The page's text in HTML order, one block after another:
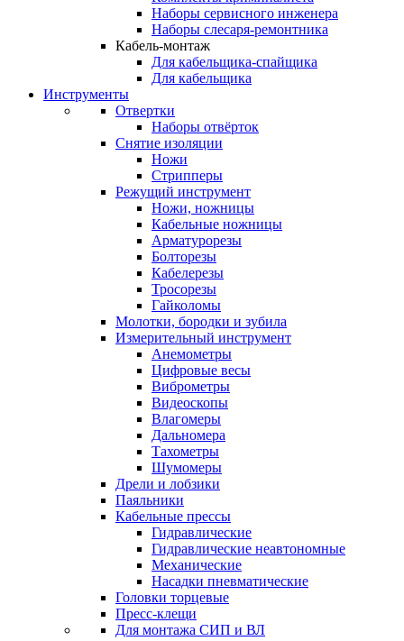
Наборы сервисного инженера
Наборы слесаря-ремонтника
Кабель-монтаж
Для кабельщика-спайщика
Для кабельщика
Инструменты
Отвертки
Наборы отвёрток
Снятие изоляции
Ножи
Стрипперы
Режущий инструмент
Ножи, ножницы
Кабельные ножницы
Арматурорезы
Болторезы
Кабелерезы
Тросорезы
Гайколомы
Молотки, бородки и зубила
Измерительный инструмент
Анемометры
Цифровые весы
Виброметры
Видеоскопы
Влагомеры
Дальномера
Тахометры
Шумомеры
Дрели и лобзики
Паяльники
Кабельные прессы
Гидравлические
Гидравлические неавтономные
Механические
Насадки пневматические
Головки торцевые
Пресс-клещи
Для монтажа СИП и ВЛ